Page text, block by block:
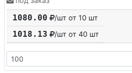
1080.00 /шт от 10 шт
1018.13 /шт от 40 шт